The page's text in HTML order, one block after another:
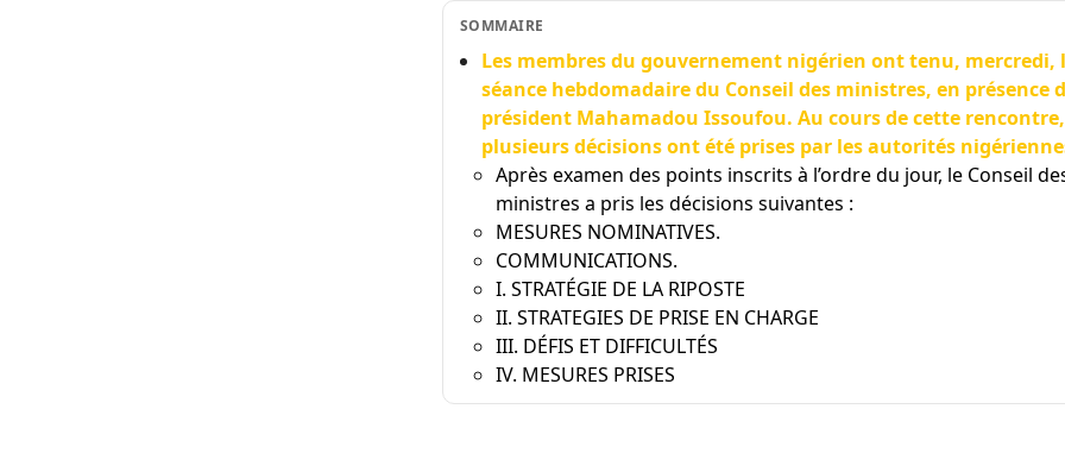
SOMMAIRE
Les membres du gouvernement nigérien ont tenu, mercredi,
séance hebdomadaire du Conseil des ministres, en présence
président Mahamadou Issoufou. Au cours de cette rencontre,
plusieurs décisions ont été prises par les autorités
Après examen des points inscrits à l’ordre du jour, le Conseil
ministres a pris les décisions suivantes :
MESURES NOMINATIVES.
COMMUNICATIONS.
I. STRATÉGIE DE LA RIPOSTE
II. STRATEGIES DE PRISE EN CHARGE
III. DÉFIS ET DIFFICULTÉS
IV. MESURES PRISES